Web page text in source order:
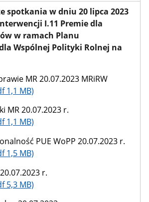
spotkania w dniu 20 lipca 2023
I.11 Premie dla
w ramach Planu
Wspólnej Polityki Rolnej na
MR 20.07.2023 MRiRW
1,1 MB)
MR 20.07.2023 r.
1,1 MB)
PUE WoPP 20.07.2023 r.
1,5 MB)
r.
5,3 MB)